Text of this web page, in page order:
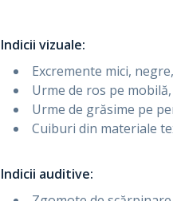
Indicii vizuale:
Excremente mici,
Urme de ros pe
Urme de grăsime pe
Cuiburi din materiale
Indicii auditive: